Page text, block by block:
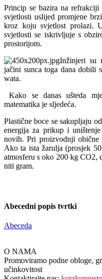
Princip se bazira na
svjetlosti uslijed promjene
kroz koju svjetlost prolazi.
svjetlosti se iskrivljuje s
prostorijom.
Inžinjeri su
jačini sunca toga dana dobili
wata.
Kako se danas ušteda
matematika je sljedeća.
Plastične boce se sakupljaju
energija za prikup i
novih. Pri proizvodnji
Ako ta ista žarulja (prosjek
atmosferu s oko 200 kg CO2,
niti gram.
Abecedni popis tvrtki
Abeceda
O NAMA
Promoviramo podne obloge,
učinkovitost